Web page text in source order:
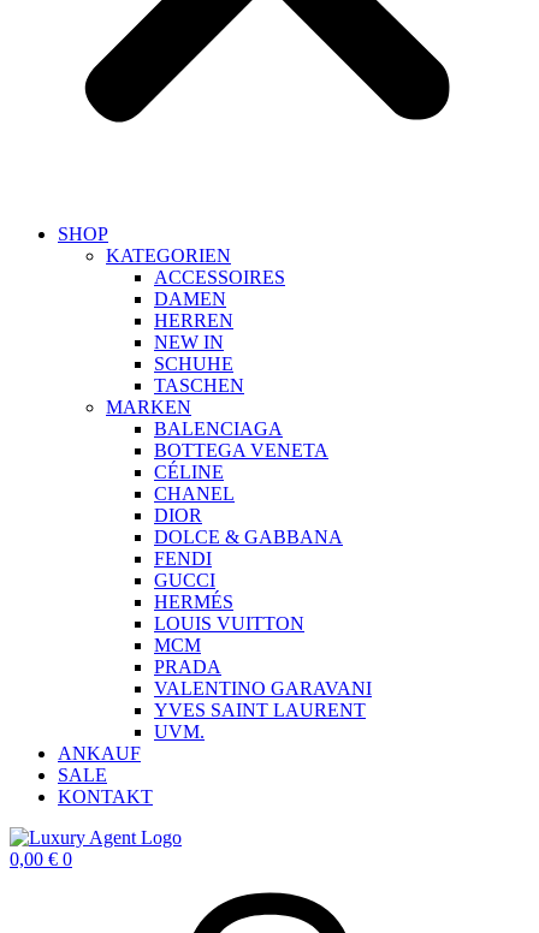
SHOP
KATEGORIEN
ACCESSOIRES
DAMEN
HERREN
NEW IN
SCHUHE
TASCHEN
MARKEN
BALENCIAGA
BOTTEGA VENETA
CÉLINE
CHANEL
DIOR
DOLCE & GABBANA
FENDI
GUCCI
HERMÉS
LOUIS VUITTON
MCM
PRADA
VALENTINO GARAVANI
YVES SAINT LAURENT
UVM.
ANKAUF
SALE
KONTAKT
0,00 € 0